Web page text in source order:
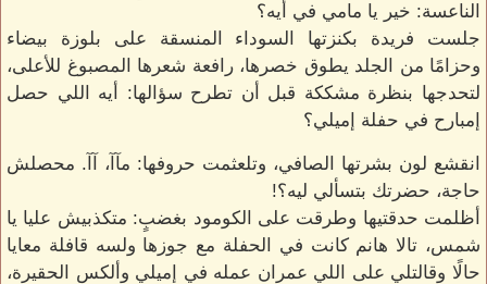
الناعسة: خير يا مامي في أيه؟
جلست فريدة بكنزتها السوداء المنسقة على بلوزة بيضاء
وحزامًا من الجلد يطوق خصرها، رافعة شعرها المصبوغ للأعلى،
لتحدجها بنظرة مشككة قبل أن تطرح سؤالها: أيه اللي حصل
إمبارح في حفلة إميلي؟
انقشع لون بشرتها الصافي، وتلعثمت حروفها: مآآ، آآ. محصلش
حاجة، حضرتك بتسألي ليه؟!
أظلمت حدقتيها وطرقت على الكومود بغضبٍ: متكذبيش عليا يا
شمس، تالا هانم كانت في الحفلة مع جوزها ولسه قافلة معايا
حالًا وقالتلي على اللي عمران عمله في إميلي وألكس الحقيرة،